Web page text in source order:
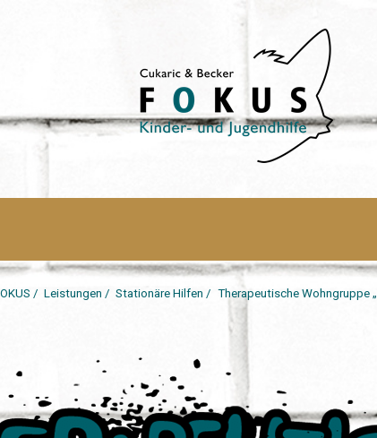
/ Leistungen / Stationäre Hilfen / Therapeutische Wohngruppe